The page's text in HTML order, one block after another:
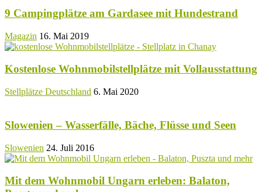
9 Campingplätze am Gardasee mit Hundestrand
Magazin 16. Mai 2019
Kostenlose Wohnmobilstellplätze mit Vollausstattung
Stellplätze Deutschland 6. Mai 2020
Slowenien – Wasserfälle, Bäche, Flüsse und Seen
Slowenien 24. Juli 2016
Mit dem Wohnmobil Ungarn erleben: Balaton,